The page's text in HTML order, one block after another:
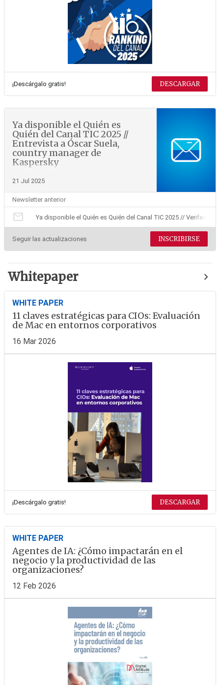
¡Descárgalo gratis! DESCARGAR
Ya disponible el Quién es
Quién del Canal TIC 2025 //
Entrevista a Óscar Suela,
country manager de
Kaspersky
21 Jul 2025
Newsletter anterior
mail Ya disponible el Quién es Quién del Canal TIC 2025 // Verifactu:
Seguir las actualizaciones INSCRIBIRSE
Whitepaper
WHITE PAPER
11 claves estratégicas para CIOs: Evaluación
de Mac en entornos corporativos
16 Mar 2026
¡Descárgalo gratis! DESCARGAR
WHITE PAPER
Agentes de IA: ¿Cómo impactarán en el
negocio y la productividad de las
organizaciones?
12 Feb 2026